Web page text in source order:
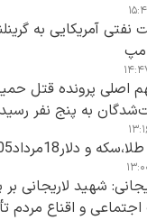
آمریکایی به
اصلی پرونده قتل
به پنج نفر رسید
و دلار18مرداد1405
شهید لاریجانی بر
و اقناع مردم